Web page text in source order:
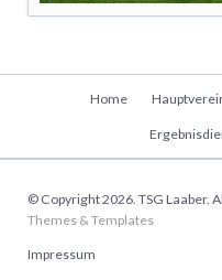
Navigation
Home
© Copyright 2026. TSG Laaber.
Themes & Templates
Navigation
Impressum